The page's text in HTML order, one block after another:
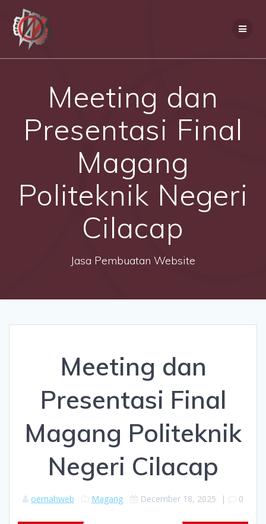
Meeting dan
Presentasi Final
Magang
Politeknik Negeri
Cilacap
Jasa Pembuatan Website
Meeting dan
Presentasi Final
Magang Politeknik
Negeri Cilacap
oemahweb Magang December 18, 2025 | 0